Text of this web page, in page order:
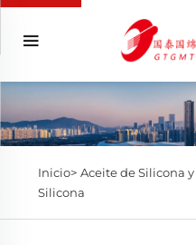
Inicio> Aceite de Silicona
Silicona